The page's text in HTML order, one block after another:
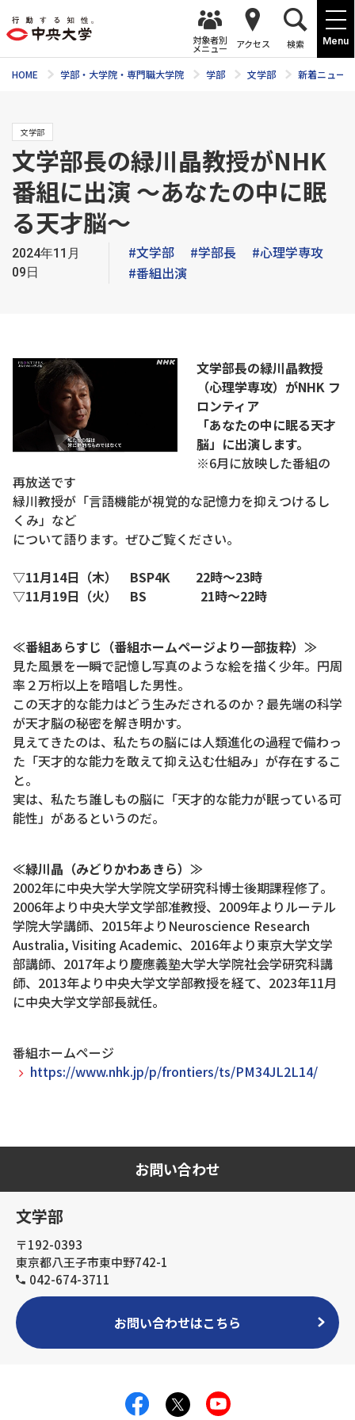
Menu
対象者別
メニュー アクセス 検索
HOME 学部・大学院・専門職大学院 学部 文学部 新着ニュース
文学部
文学部長の緑川晶教授がNHK
番組に出演 ～あなたの中に眠
る天才脳～
2024年11月
09日
#文学部 #学部長
#心理学専攻
#番組出演
文学部長の緑川晶教授
（心理学専攻）がNHK フ
ロンティア
「あなたの中に眠る天才
脳」に出演します。
※6月に放映した番組の
再放送です
緑川教授が「言語機能が視覚的な記憶力を抑えつけるし
くみ」など
について語ります。ぜひご覧ください。
▽11月14日（木） BSP4K 22時～23時
▽11月19日（火） BS 21時～22時
≪番組あらすじ（番組ホームページより一部抜粋）≫
見た風景を一瞬で記憶し写真のような絵を描く少年。円周
率２万桁以上を暗唱した男性。
この天才的な能力はどう生みだされるのか？最先端の科学
が天才脳の秘密を解き明かす。
見えてきたのは、私たちの脳には人類進化の過程で備わっ
た「天才的な能力を敢えて抑え込む仕組み」が存在するこ
と。
実は、私たち誰しもの脳に「天才的な能力が眠っている可
能性」があるというのだ。
≪緑川晶（みどりかわあきら）≫
2002年に中央大学大学院文学研究科博士後期課程修了。
2006年より中央大学文学部准教授、2009年よりルーテル
学院大学講師、2015年よりNeuroscience Research
Australia, Visiting Academic、2016年より東京大学文学
部講師、2017年より慶應義塾大学大学院社会学研究科講
師、2013年より中央大学文学部教授を経て、2023年11月
に中央大学文学部長就任。
番組ホームページ
https://www.nhk.jp/p/frontiers/ts/PM34JL2L14/
お問い合わせ
文学部
〒192-0393
東京都八王子市東中野742-1
042-674-3711
お問い合わせはこちら